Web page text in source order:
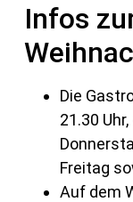
Infos
Die
21.30
Freitag
Auf dem